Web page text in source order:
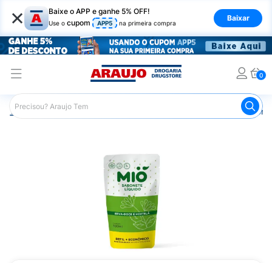
× Baixe o APP e ganhe 5% OFF!
Use o cupom APP5 na primeira compra
Baixar
0
Araujo Higiene Pessoal